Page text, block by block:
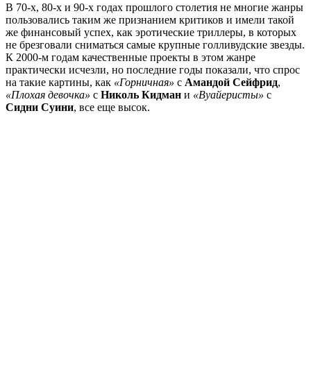
В 70-х, 80-х и 90-х годах прошлого столетия не многие жанры
пользовались таким же признанием критиков и имели такой
же финансовый успех, как эротические триллеры, в которых
не брезговали сниматься самые крупные голливудские звезды.
К 2000-м годам качественные проекты в этом жанре
практически исчезли, но последние годы показали, что спрос
на такие картины, как «Горничная» с Амандой Сейфрид,
«Плохая девочка» с Николь Кидман и «Вуайеристы» с
Сидни Суини, все еще высок.